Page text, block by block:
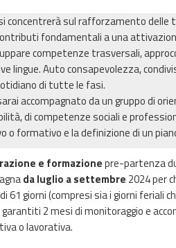
concentrerà sul rafforzamento delle
fondamentali a una
competenze trasversali,
lingue. Auto consapevolezza,
di tutte le fasi.
accompagnato da un gruppo di
di competenze sociali e
o formativo e la definizione di un
e formazionepre-partenza
da luglio a settembre 2024 per
61 giorni (compresi sia i giorni feriali
garantiti 2 mesi di monitoraggio e
o lavorativa.